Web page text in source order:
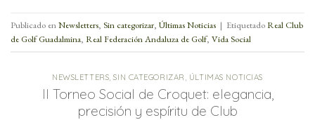
Publicado enNewsletters, Sin categorizar, Últimas Noticias | EtiquetadoReal Club
de Golf Guadalmina, Real Federación Andaluza de Golf, Vida Social
NEWSLETTERS,SIN CATEGORIZAR , ÚLTIMAS NOTICIAS
II Torneo Social de Croquet: elegancia,
precisión y espíritu de Club